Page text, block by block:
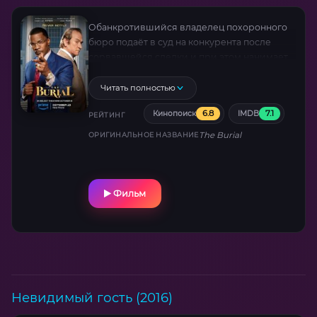
Обанкротившийся владелец похоронного
бюро подаёт в суд на конкурента после
Читать полностью
РЕЙТИНГ Кинопоиск 6.8 IMDB 7.1
ОРИГИНАЛЬНОЕ НАЗВАНИЕ The Burial
Фильм
Невидимый гость (2016)